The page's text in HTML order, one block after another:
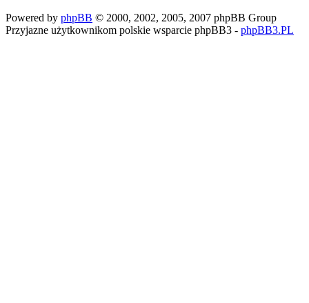
Powered by phpBB © 2000, 2002, 2005, 2007 phpBB Group
Przyjazne użytkownikom polskie wsparcie phpBB3 - phpBB3.PL